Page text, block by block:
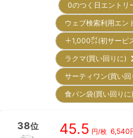
0のつく日エント
ウェブ検索利用エ
＋1,000㌽(初サー
ラクマ(買い回りに)
サーティワン(買い
食パン袋(買い回り
38位 45.5 円/枚 6,540